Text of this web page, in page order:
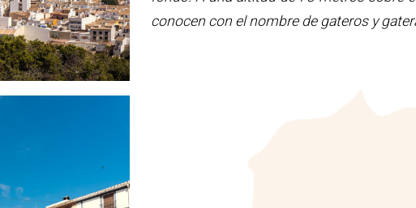
conocen con el nombre de gateros y